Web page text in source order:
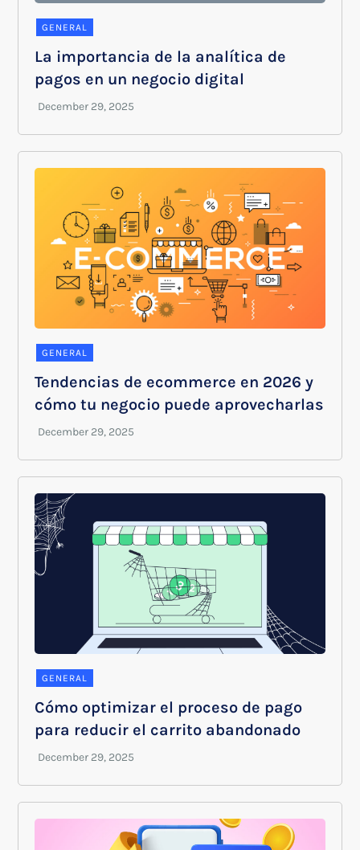
GENERAL
La importancia de la analítica de
pagos en un negocio digital
GENERAL
Tendencias de ecommerce en 2026 y
cómo tu negocio puede aprovecharlas
GENERAL
Cómo optimizar el proceso de pago
para reducir el carrito abandonado